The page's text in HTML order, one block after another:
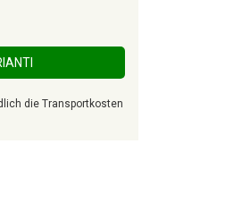
die Transportkosten